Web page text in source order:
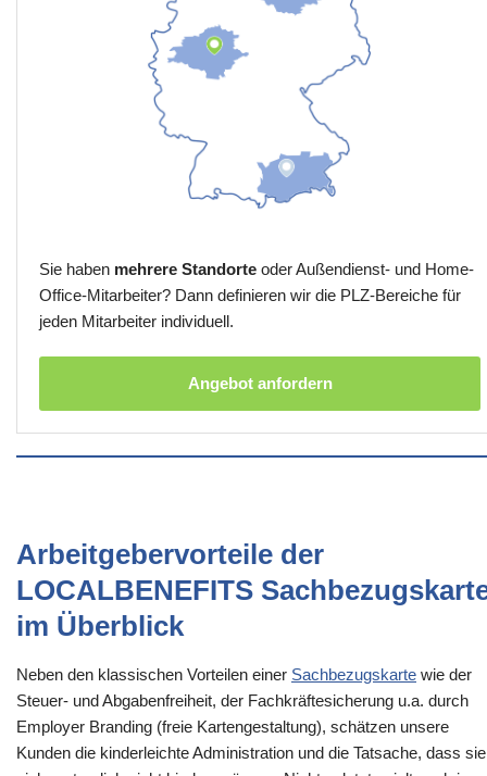
Sie haben mehrere Standorte oder Außendienst- und Home-
Office-Mitarbeiter? Dann definieren wir die PLZ-Bereiche für
jeden Mitarbeiter individuell.
Angebot anfordern
Arbeitgebervorteile der
LOCALBENEFITS
im Überblick
Neben den klassischen Vorteilen einer Sachbezugskarte wie der
Steuer- und Abgabenfreiheit, der Fachkräftesicherung u.a. durch
Employer Branding (freie Kartengestaltung), schätzen unsere
Kunden die kinderleichte Administration und die Tatsache, dass sie